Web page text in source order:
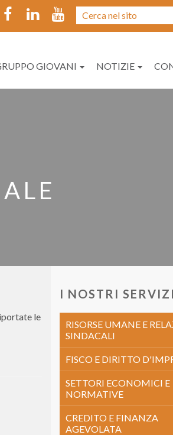
GIOVANI NOTIZIE
le
I NOSTRI SERVIZI
RISORSE UMANE E
SINDACALI
FISCO E DIRITTO
SETTORI ECONOMICI E
NORMATIVE
CREDITO E FINANZA
AGEVOLATA